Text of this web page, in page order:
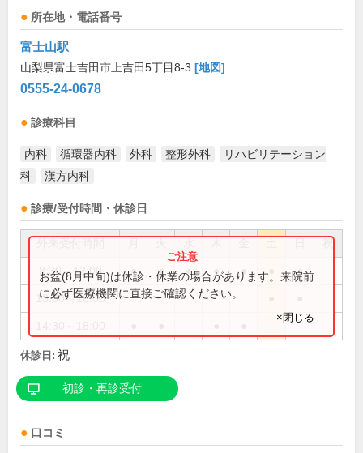
所在地・電話番号
富士山駅
山梨県富士吉田市上吉田5丁目8-3 [地図]
0555-24-0678
診療科目
内科 循環器内科 外科 整形外科
リハビリテーション
科
漢方内科
診療/受付時間・休診日
祝
8:30～12:00 ● ● ● ● ● ●
13:00～16:00
お盆(8月中旬)は休診・休業の場合があります。来院前
に必ず医療機関に直接ご確認ください。
×閉じる
休診日: 祝
初診・再診受付
口コミ